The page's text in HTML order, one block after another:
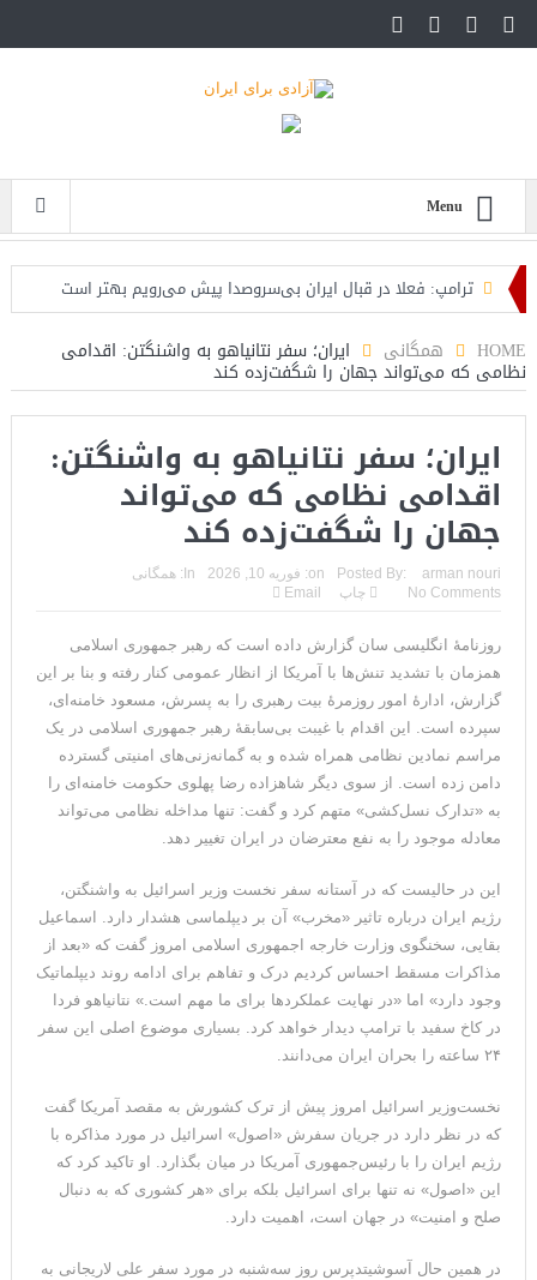
Menu
ترامپ: فعلا در قبال ایران بی‌سروصدا پیش می‌رویم بهتر است
تنش‌زایی نکنیم
سفیر آمریکا در اسرائیل: پرزیدنت ترامپ میداند که باید با چنین
دشمنانی جنگید
فیلم؛ ترجمه فارسی سخنان امروز نتانیاهو که به ترامپ در باره ایران
هشدار میدهد
ورود فرمانده سنتکام به اسرائیل همزمان با صدای آژیر خطر در
باب‌المندب+فیلم
شروط شش‌گانه ذوالقدر برای ترامپ و آشی که نتانیاهو برای
ذوالقدرها پخته!
ایران؛ فرمانده ارتش آمریکا به مقامات کاخ سفید: حملات هوایی
کافی نیست
روزنامه: محاصره دریایی صادرات نفت ایران را فلج کرد/آمریکا: خفه
خواهند شد
تحلیلگر سعودی: این توافق‌نامه پیامی بازدارنده در برابر حکومت
ایران است
مقام آمریکایی: تصورِ بازنده بودن برای ترامپ غیرقابل‌تحمل
است+فیلم: تحلیل
مقامات آمریکایی: برخی گزارش‌ها موجب گستاخ‌تر شدن حکومت
ایران خواهد شد
HOME همگانی ایران؛ سفر نتانیاهو به واشنگتن: اقدامی
نظامی که می‌تواند جهان را شگفت‌زده کند
ایران؛ سفر نتانیاهو به واشنگتن:
اقدامی نظامی که می‌تواند
جهان را شگفت‌زده کند
Posted By: arman nouri
on: فوریه 10, 2026 In:
همگانی
No Comments
چاپ Email
روزنامۀ انگلیسی سان گزارش داده است که رهبر جمهوری اسلامی
همزمان با تشدید تنش‌ها با آمریکا از انظار عمومی کنار رفته و بنا بر این
گزارش، ادارۀ امور روزمرۀ بیت رهبری را به پسرش، مسعود خامنه‌ای،
سپرده است. این اقدام با غیبت بی‌سابقۀ رهبر جمهوری اسلامی در یک
مراسم نمادین نظامی همراه شده و به گمانه‌زنی‌های امنیتی گسترده
دامن زده است. از سوی دیگر شاهزاده رضا پهلوی حکومت خامنه‌ای را
به «تدارک نسل‌کشی» متهم کرد و گفت: تنها مداخله نظامی می‌تواند
معادله موجود را به نفع معترضان در ایران تغییر دهد.
این در حالیست که در آستانه سفر نخست وزیر اسرائیل به واشنگتن،
رژیم ایران درباره تاثیر «مخرب» آن بر دیپلماسی هشدار دارد. اسماعیل
بقایی، سخنگوی وزارت خارجه اجمهوری اسلامی امروز گفت که «بعد از
مذاکرات مسقط احساس کردیم درک و تفاهم برای ادامه روند دیپلماتیک
وجود دارد» اما «در نهایت عملکردها برای ما مهم است.» نتانیاهو فردا
در کاخ سفید با ترامپ دیدار خواهد کرد. بسیاری موضوع اصلی این سفر
۲۴ ساعته را بحران ایران می‌دانند.
نخست‌وزیر اسرائیل امروز پیش از ترک کشورش به مقصد آمریکا گفت
که در نظر دارد در جریان سفرش «اصول» اسرائیل در مورد مذاکره با
رژیم ایران را با رئیس‌جمهوری آمریکا در میان بگذارد. او تاکید کرد که
این «اصول» نه تنها برای اسرائیل بلکه برای «هر کشوری که به دنبال
صلح و امنیت» در جهان است، اهمیت دارد.
در همین حال آسوشیتدپرس روز سه‌شنبه در مورد سفر علی لاریجانی به